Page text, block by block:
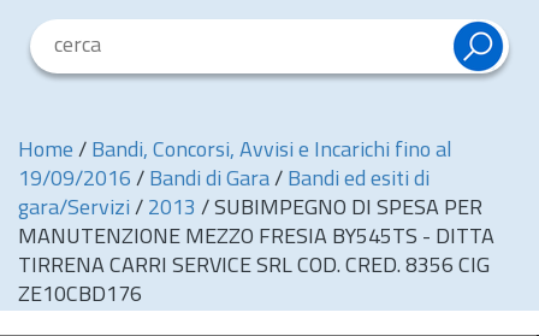
Home / Bandi, Concorsi, Avvisi e Incarichi fino al
19/09/2016 / Bandi di Gara / Bandi ed esiti di
gara/Servizi / 2013 / SUBIMPEGNO DI SPESA PER
MANUTENZIONE MEZZO FRESIA BY545TS - DITTA
TIRRENA CARRI SERVICE SRL COD. CRED. 8356 CIG
ZE10CBD176